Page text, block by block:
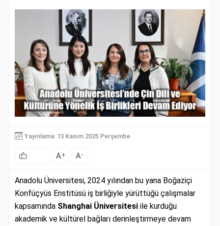
Yayınlama: 13 Kasım 2025 Perşembe
A+ A-
Anadolu Üniversitesi, 2024 yılından bu yana Boğaziçi
Konfüçyüs Enstitüsü iş birliğiyle yürüttüğü çalışmalar
kapsamında Shanghai Üniversitesi ile kurduğu
akademik ve kültürel bağları derinleştirmeye devam